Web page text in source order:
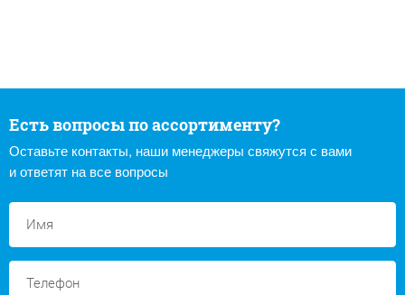
Есть вопросы по ассортименту?
Оставьте контакты, наши менеджеры свяжутся с вами
и ответят на все вопросы